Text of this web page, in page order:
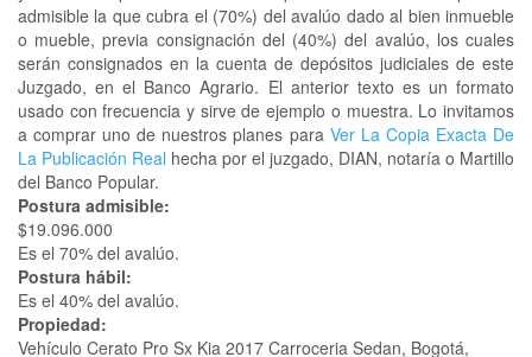
admisible la que cubra el (70%) del avalúo dado al bien inmueble
o mueble, previa consignación del (40%) del avalúo, los cuales
serán consignados en la cuenta de depósitos judiciales de este
Juzgado, en el Banco Agrario. El anterior texto es un formato
usado con frecuencia y sirve de ejemplo o muestra. Lo invitamos
a comprar uno de nuestros planes para Ver La Copia Exacta De
La Publicación Real hecha por el juzgado, DIAN, notaría o Martillo
del Banco Popular.
Postura admisible:
$19.096.000
Es el 70% del avalúo.
Postura hábil:
Es el 40% del avalúo.
Propiedad:
Vehículo Cerato Pro Sx Kia 2017 Carroceria Sedan, Bogotá,